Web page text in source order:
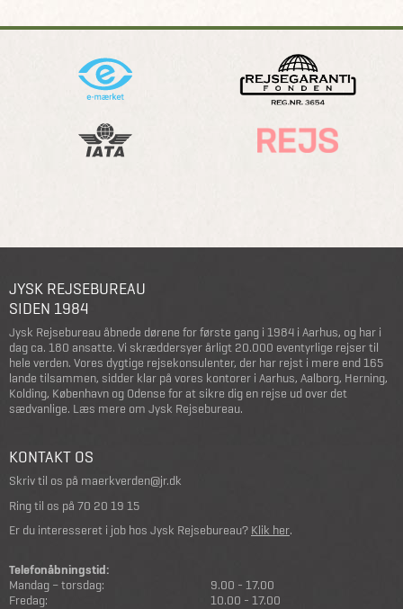
JYSK REJSEBUREAU
SIDEN 1984
Jysk Rejsebureau åbnede dørene for første gang i 1984 i Aarhus, og har i
dag ca. 180 ansatte. Vi skræddersyer årligt 20.000 eventyrlige rejser til
hele verden. Vores dygtige rejsekonsulenter, der har rejst i mere end 165
lande tilsammen, sidder klar på vores kontorer i Aarhus, Aalborg, Herning,
Kolding, København og Odense for at sikre dig en rejse ud over det
sædvanlige. Læs mere om Jysk Rejsebureau.
KONTAKT OS
Skriv til os på maerkverden@jr.dk
Ring til os på 70 20 19 15
Er du interesseret i job hos Jysk Rejsebureau? Klik her.
Telefonåbningstid:
Mandag – torsdag:
9.00 - 17.00
Fredag:
10.00 - 17.00